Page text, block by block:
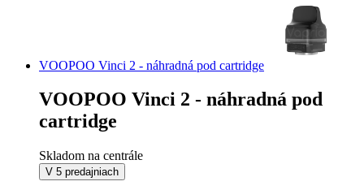
VOOPOO Vinci 2 - náhradná pod cartridge
VOOPOO Vinci 2 - náhradná pod
cartridge
Skladom na centrále
V 5 predajniach